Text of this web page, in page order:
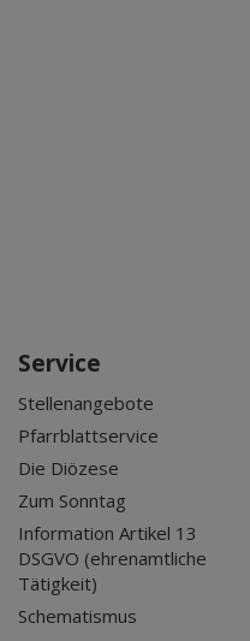
Service
Stellenangebote
Pfarrblattservice
Die Diözese
Zum Sonntag
Information Artikel 13
DSGVO (ehrenamtliche
Tätigkeit)
Schematismus